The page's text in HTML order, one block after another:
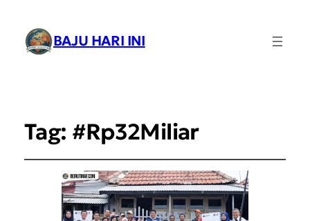
BAJU HARI INI
Tag: #Rp32Miliar